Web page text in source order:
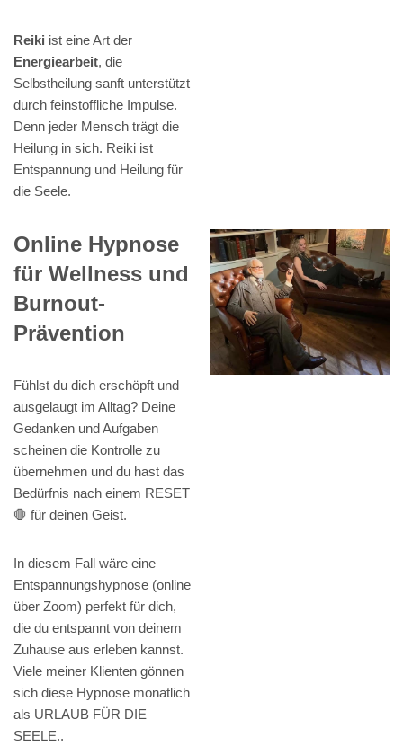
Reiki ist eine Art der
Energiearbeit, die
Selbstheilung sanft unterstützt
durch feinstoffliche Impulse.
Denn jeder Mensch trägt die
Heilung in sich. Reiki ist
Entspannung und Heilung für
die Seele.
Online Hypnose
für Wellness und
Burnout-
Prävention
Fühlst du dich erschöpft und
ausgelaugt im Alltag? Deine
Gedanken und Aufgaben
scheinen die Kontrolle zu
übernehmen und du hast das
Bedürfnis nach einem RESET
🛑 für deinen Geist.
In diesem Fall wäre eine
Entspannungshypnose (online
über Zoom) perfekt für dich,
die du entspannt von deinem
Zuhause aus erleben kannst.
Viele meiner Klienten gönnen
sich diese Hypnose monatlich
als URLAUB FÜR DIE
SEELE..